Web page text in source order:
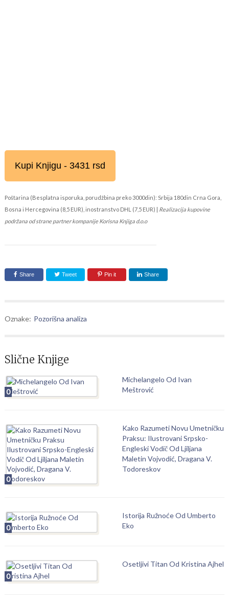
Kupi Knjigu - 3431 rsd
Poštarina (Besplatna isporuka, porudžbina preko 3000din): Srbija 180din Crna Gora,
Bosna i Hercegovina (8,5 EUR), inostranstvo DHL (7,5 EUR) | Realizacija kupovine
podržana od strane partner kompanije Korisna Knjiga d.o.o
Share Tweet Pin it Share
Oznake: Pozorišna analiza
Slične Knjige
0
Michelangelo Od Ivan
Meštrović
0
Kako Razumeti Novu Umetničku
Praksu: Ilustrovani Srpsko-
Engleski Vodič Od Ljiljana
Maletin Vojvodić, Dragana V.
Todoreskov
0
Istorija Ružnoće Od Umberto
Eko
0
Osetljivi Titan Od Kristina Ajhel